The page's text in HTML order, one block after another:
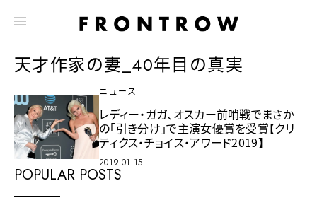
天才作家の妻_40年目の真実
ニュース
レディー・ガガ、オスカー前哨戦でまさか
の「引き分け」で主演女優賞を受賞【クリ
ティクス・チョイス・アワード2019】
2019.01.15
POPULAR POSTS